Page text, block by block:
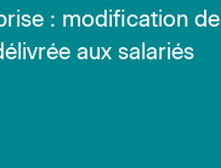
: modification de
aux salariés